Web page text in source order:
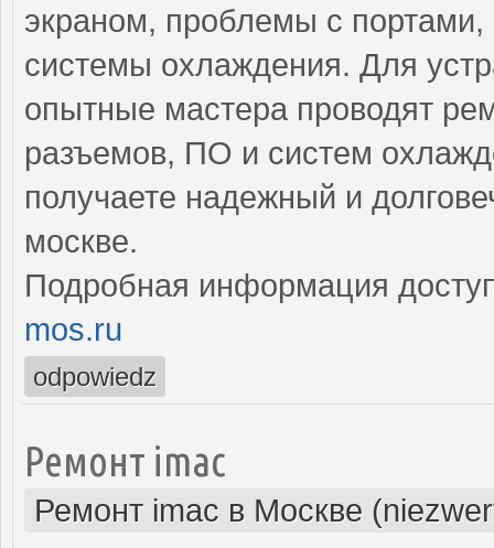
экраном, проблемы с
системы охлаждения. Для
опытные мастера проводят
разъемов, ПО и систем
получаете надежный и
москве.
Подробная информация
mos.ru
odpowiedz
Ремонт imac
Ремонт imac в Москве